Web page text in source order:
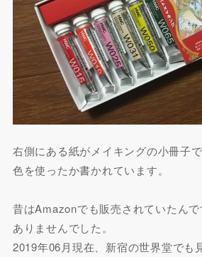
右側にある紙がメイキングの小冊子
色を使ったか書かれています。
昔はAmazonでも販売されていたん
ありませんでした。
2019年06月現在、新宿の世界堂でも